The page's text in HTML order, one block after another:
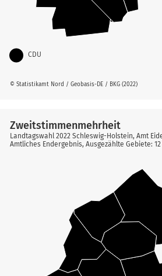
© Statistikamt Nord / Geobasis-DE / BKG (2022)
CDU
Zweitstimmenmehrheit
Landtagswahl 2022 Schleswig-Holstein, Amt
Amtliches Endergebnis, Ausgezählte Gebiete: 12